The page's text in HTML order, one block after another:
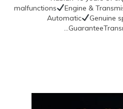
malfunctions
Engine &
Automatic
Genuine